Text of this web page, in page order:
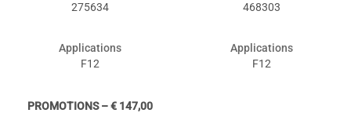
275634
Applications
F12
PROMOTIONS – € 147,00
468303
Applications
F12